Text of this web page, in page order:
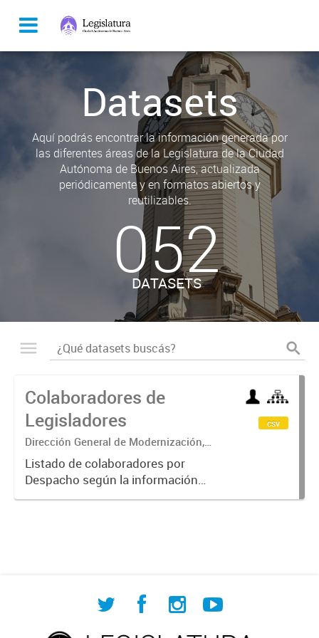
Datasets
Aquí podrás encontrar la información generada por
las diferentes áreas de la Legislatura de la Ciudad
Autónoma de Buenos Aires, actualizada
periódicamente y en formatos abiertos y
reutilizables.
052
DATASETS
Colaboradores de
Legisladores
Dirección General de Modernización,
Sustentabilidad y Fortalecimiento
Institucional
Listado de colaboradores por
Despacho según la información
cargada por cada Legislador.
csv